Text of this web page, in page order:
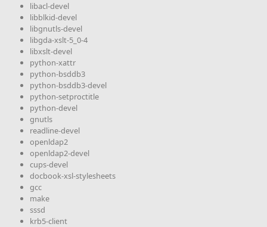
libacl-devel
libblkid-devel
libgnutls-devel
libgda-xslt-5_0-4
libxslt-devel
python-xattr
python-bsddb3
python-bsddb3-devel
python-setproctitle
python-devel
gnutls
readline-devel
openldap2
openldap2-devel
cups-devel
docbook-xsl-stylesheets
gcc
make
sssd
krb5-client